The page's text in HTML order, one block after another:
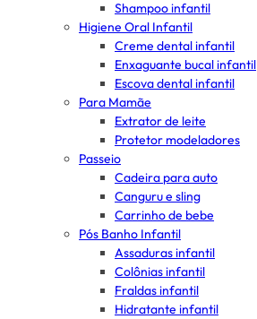
Shampoo infantil
Higiene Oral Infantil
Creme dental infantil
Enxaguante bucal infantil
Escova dental infantil
Para Mamãe
Extrator de leite
Protetor modeladores
Passeio
Cadeira para auto
Canguru e sling
Carrinho de bebe
Pós Banho Infantil
Assaduras infantil
Colônias infantil
Fraldas infantil
Hidratante infantil